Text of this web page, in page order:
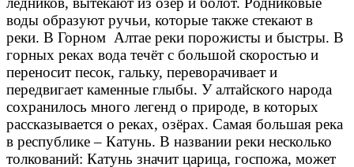
воды образуют ручьи, которые также стекают в
реки. В Горном Алтае реки порожисты и быстры. В
горных реках вода течёт с большой скоростью и
переносит песок, гальку, переворачивает и
передвигает каменные глыбы. У алтайского народа
сохранилось много легенд о природе, в которых
рассказывается о реках, озёрах. Самая большая река
в республике – Катунь. В названии реки несколько
толкований: Катунь значит царица, госпожа, может